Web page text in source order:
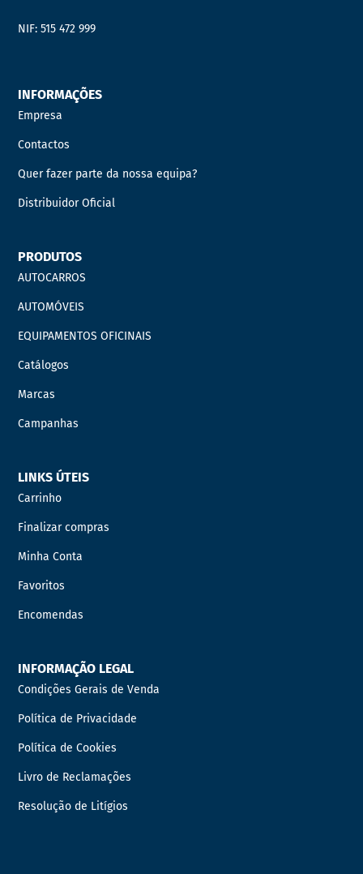
NIF: 515 472 999
INFORMAÇÕES
Empresa
Contactos
Quer fazer parte da nossa equipa?
Distribuidor Oficial
PRODUTOS
AUTOCARROS
AUTOMÓVEIS
EQUIPAMENTOS OFICINAIS
Catálogos
Marcas
Campanhas
LINKS ÚTEIS
Carrinho
Finalizar compras
Minha Conta
Favoritos
Encomendas
INFORMAÇÃO LEGAL
Condições Gerais de Venda
Política de Privacidade
Política de Cookies
Livro de Reclamações
Resolução de Litígios